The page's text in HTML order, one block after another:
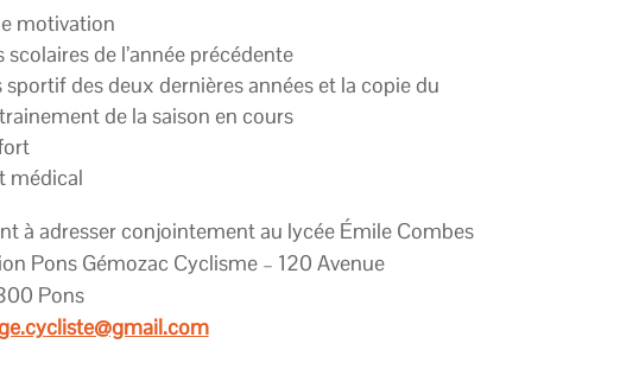
motivation
scolaires de l’année précédente
sportif des deux dernières années et la copie du
de la saison en cours
médical
à adresser conjointement au lycée Émile Combes
Pons Gémozac Cyclisme – 120 Avenue
Pons